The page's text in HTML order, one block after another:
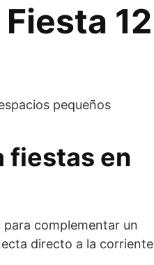
12
pequeños
fiestas en
complementar un
directo a la corriente